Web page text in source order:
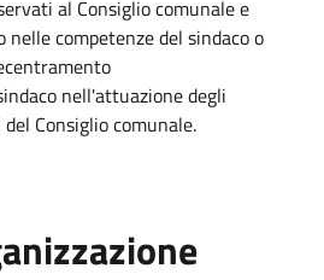
al Consiglio comunale e
nelle competenze del sindaco o
nell'attuazione degli
Consiglio comunale.